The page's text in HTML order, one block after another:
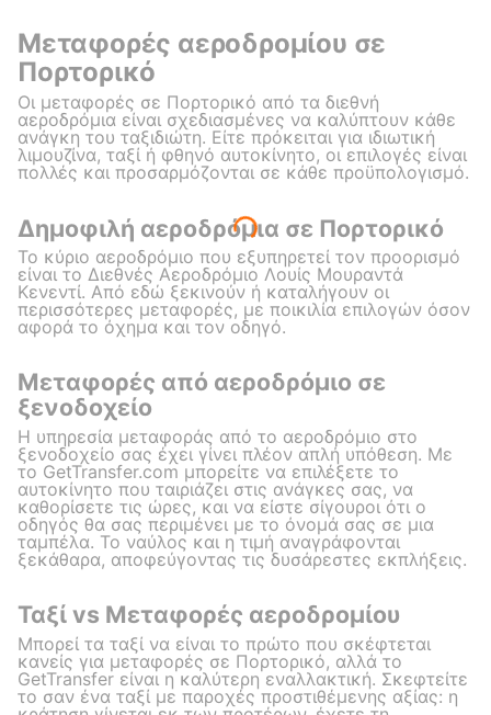
Μεταφορές αεροδρομίου σε
Πορτορικό
Οι μεταφορές σε Πορτορικό από τα διεθνή
αεροδρόμια είναι σχεδιασμένες να καλύπτουν κάθε
ανάγκη του ταξιδιώτη. Είτε πρόκειται για ιδιωτική
λιμουζίνα, ταξί ή φθηνό αυτοκίνητο, οι επιλογές είναι
πολλές και προσαρμόζονται σε κάθε προϋπολογισμό.
Δημοφιλή αεροδρόμια σε Πορτορικό
Το κύριο αεροδρόμιο που εξυπηρετεί τον προορισμό
είναι το Διεθνές Αεροδρόμιο Λουίς Μουραντά
Κενεντί. Από εδώ ξεκινούν ή καταλήγουν οι
περισσότερες μεταφορές, με ποικιλία επιλογών όσον
αφορά το όχημα και τον οδηγό.
Μεταφορές από αεροδρόμιο σε
ξενοδοχείο
Η υπηρεσία μεταφοράς από το αεροδρόμιο στο
ξενοδοχείο σας έχει γίνει πλέον απλή υπόθεση. Με
το GetTransfer.com μπορείτε να επιλέξετε το
αυτοκίνητο που ταιριάζει στις ανάγκες σας, να
καθορίσετε τις ώρες, και να είστε σίγουροι ότι ο
οδηγός θα σας περιμένει με το όνομά σας σε μια
ταμπέλα. Το ναύλος και η τιμή αναγράφονται
ξεκάθαρα, αποφεύγοντας τις δυσάρεστες εκπλήξεις.
Ταξί vs Μεταφορές αεροδρομίου
Μπορεί τα ταξί να είναι το πρώτο που σκέφτεται
κανείς για μεταφορές σε Πορτορικό, αλλά το
GetTransfer είναι η καλύτερη εναλλακτική. Σκεφτείτε
το σαν ένα ταξί με παροχές προστιθέμενης αξίας: η